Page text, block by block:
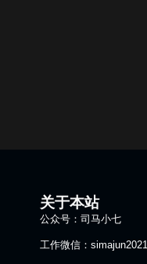
关于本站
公众号：司马小七
工作微信：simajun2021